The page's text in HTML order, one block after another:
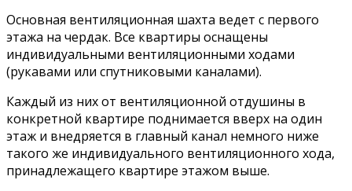
Основная вентиляционная шахта ведет с первого
этажа на чердак. Все квартиры оснащены
индивидуальными вентиляционными ходами
(рукавами или спутниковыми каналами).
Каждый из них от вентиляционной отдушины в
конкретной квартире поднимается вверх на один
этаж и внедряется в главный канал немного ниже
такого же индивидуального вентиляционного хода,
принадлежащего квартире этажом выше.